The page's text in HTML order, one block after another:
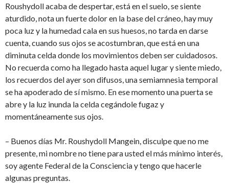
Roushydoll acaba de despertar, está en el suelo, se siente
aturdido, nota un fuerte dolor en la base del cráneo, hay muy
poca luz y la humedad cala en sus huesos, no tarda en darse
cuenta, cuando sus ojos se acostumbran, que está en una
diminuta celda donde los movimientos deben ser cuidadosos.
No recuerda como ha llegado hasta aquel lugar y siente miedo,
los recuerdos del ayer son difusos, una semiamnesia temporal
se ha apoderado de sí mismo. En ese momento una puerta se
abre y la luz inunda la celda cegándole fugaz y
momentáneamente sus ojos.
– Buenos días Mr. Roushydoll Mangein, disculpe que no me
presente, mi nombre no tiene para usted el más mínimo interés,
soy agente Federal de la Consciencia y tengo que hacerle
algunas preguntas.